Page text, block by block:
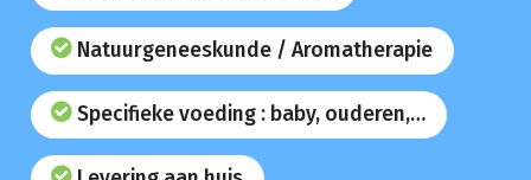
Natuurgeneeskunde / Aromatherapie
Specifieke voeding : baby, ouderen,…